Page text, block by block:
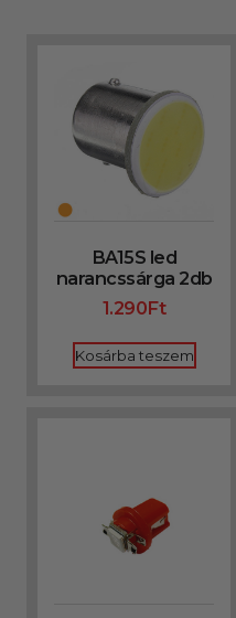
BA15S led
narancssárga 2db
1.290Ft
Kosárba teszem